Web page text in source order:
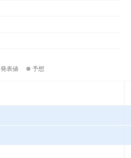
発表値 予想